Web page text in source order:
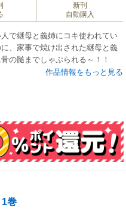
新刊
自動購入
で継母と義姉にコキ使われてい
、家事で焼け出された継母と義
の髄までしゃぶられる～！！
作品情報をもっと見る
1巻